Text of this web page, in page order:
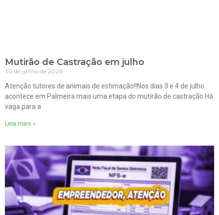
Mutirão de Castração em julho
30 de junho de 2026
Atenção tutores de animais de estimação!!Nos dias 3 e 4 de julho
acontece em Palmeira mais uma etapa do mutirão de castração.Há
vaga para a
Leia mais »